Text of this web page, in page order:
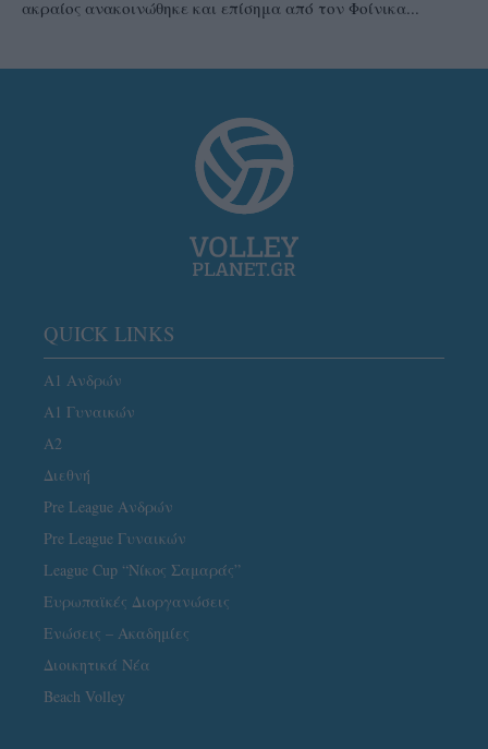
ακραίος ανακοινώθηκε και επίσημα από τον Φοίνικα...
QUICK LINKS
Α1 Ανδρών
Α1 Γυναικών
A2
Διεθνή
Pre League Ανδρών
Pre League Γυναικών
League Cup “Νίκος Σαμαράς”
Ευρωπαϊκές Διοργανώσεις
Ενώσεις – Ακαδημίες
Διοικητικά Νέα
Beach Volley